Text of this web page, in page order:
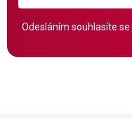
Odesláním souhlasíte se